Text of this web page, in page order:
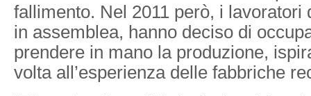
fallimento. Nel 2011 però, i lavoratori
in assemblea, hanno deciso di
prendere in mano la produzione,
volta all’esperienza delle fabbriche